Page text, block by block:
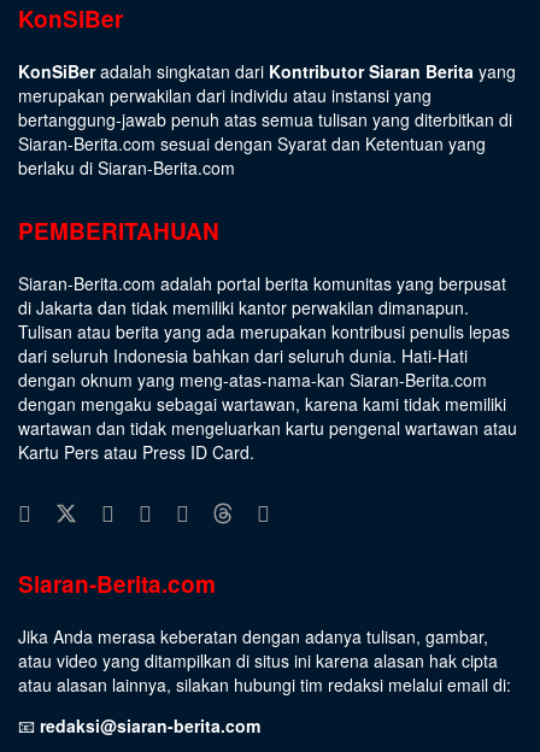
KonSiBer
KonSiBeradalah singkatan dari Kontributor Siaran Berita yang
merupakan perwakilan dari individu atau instansi yang
bertanggung-jawab penuh atas semua tulisan yang diterbitkan di
Siaran-Berita.com sesuai dengan Syarat dan Ketentuan yang
berlaku di Siaran-Berita.com
PEMBERITAHUAN
Siaran-Berita.com adalah portal berita komunitas yang berpusat
di Jakarta dan tidak memiliki kantor perwakilan dimanapun.
Tulisan atau berita yang ada merupakan kontribusi penulis lepas
dari seluruh Indonesia bahkan dari seluruh dunia. Hati-Hati
dengan oknum yang meng-atas-nama-kan Siaran-Berita.com
dengan mengaku sebagai wartawan, karena kami tidak memiliki
wartawan dan tidak mengeluarkan kartu pengenal wartawan atau
Kartu Pers atau Press ID Card.
Siaran-Berita.com
Jika Anda merasa keberatan dengan adanya tulisan, gambar,
atau video yang ditampilkan di situs ini karena alasan hak cipta
atau alasan lainnya, silakan hubungi tim redaksi melalui email di:
📧 redaksi@siaran-berita.com